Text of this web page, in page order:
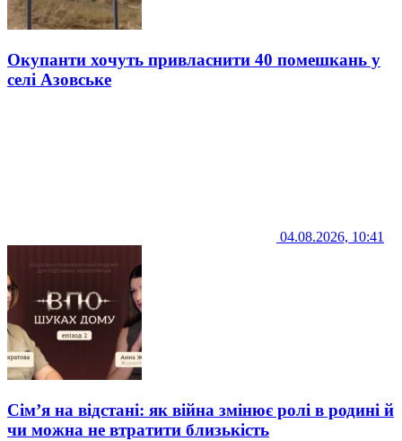
Окупанти хочуть привласнити 40 помешкань у
селі Азовське
04.08.2026, 10:41
Сім’я на відстані: як війна змінює ролі в родині й
чи можна не втратити близькість